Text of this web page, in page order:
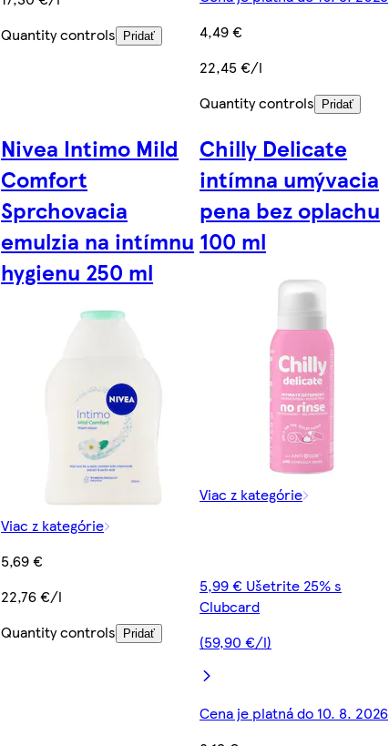
Quantity controls Pridať
4,49 €
22,45 €/l
Quantity controls
Pridať
Nivea Intimo Mild
Comfort
Sprchovacia
emulzia na intímnu
hygienu 250 ml
Viac z kategórie
5,69 €
22,76 €/l
Quantity controls
Pridať
Chilly Delicate
intímna umývacia
pena bez oplachu
100 ml
Viac z kategórie
5,99 € Ušetrite 25% s
Clubcard
(59,90 €/l)
Cena je platná do 10. 8. 2026